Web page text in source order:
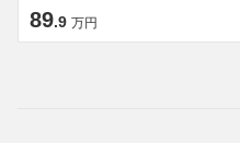
89.9 万円